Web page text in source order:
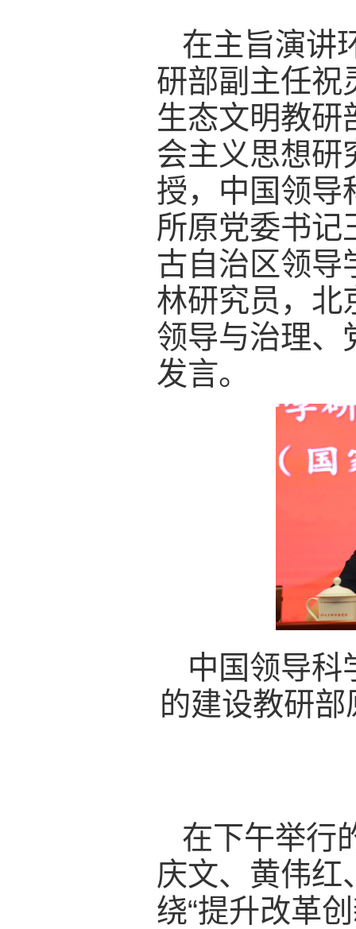
在主旨演讲
研部副主任祝
生态文明教研
会主义思想研
授，中国领导
所原党委书记
古自治区领导
林研究员，北
领导与治理、
发言。
中国领导科
的建设教研
在下午举行
庆文、黄伟红
绕“提升改革